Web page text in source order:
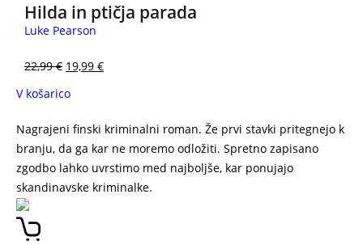
Hilda in ptičja parada
Luke Pearson
22,99€ 19,99 €
V košarico
Nagrajeni finski kriminalni roman. Že prvi stavki pritegnejo k
branju, da ga kar ne moremo odložiti. Spretno zapisano
zgodbo lahko uvrstimo med najboljše, kar ponujajo
skandinavske kriminalke.